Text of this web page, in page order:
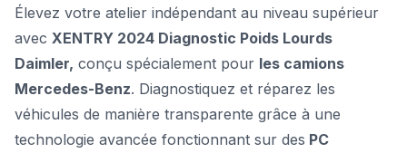
Élevez votre atelier indépendant au niveau supérieur
avec XENTRY 2024 Diagnostic Poids Lourds
Daimler, conçu spécialement pour les camions
Mercedes-Benz. Diagnostiquez et réparez les
véhicules de manière transparente grâce à une
technologie avancée fonctionnant sur des PC